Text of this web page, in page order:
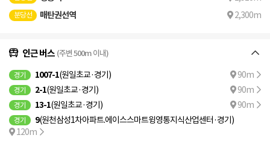
분당선 매탄권선역 2,300m
인근 버스 (주변 500m 이내)
경기 1007-1(원일초교·경기) 90m
경기 2-1(원일초교·경기) 90m
경기 13-1(원일초교·경기) 90m
경기 9(원천삼성1차아파트.에이스스마트윙영통지식산업센터·경기)
120m